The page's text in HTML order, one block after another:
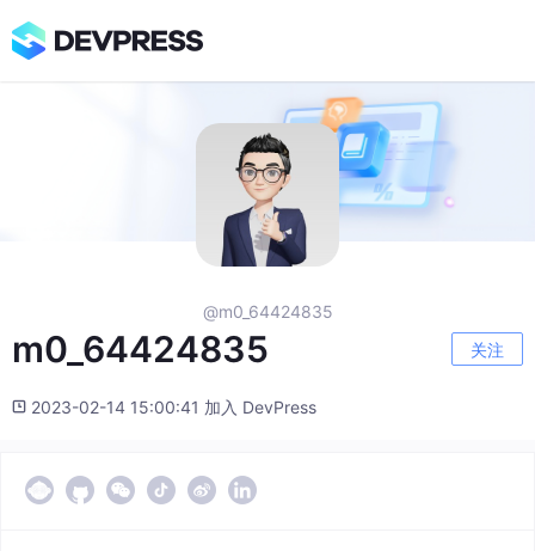
@m0_64424835
m0_64424835 关注
2023-02-14 15:00:41 加入 DevPress